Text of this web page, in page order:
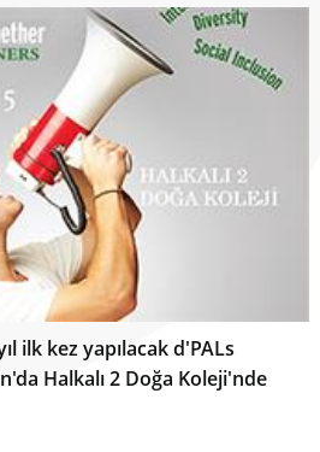
ilk kez yapılacak d'PALs
Halkalı 2 Doğa Koleji'nde